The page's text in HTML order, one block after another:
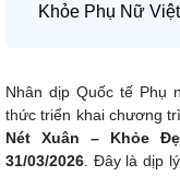
Khỏe Phụ Nữ Việt
Nhân dịp Quốc tế Phụ
thức triển khai chương
Nét Xuân – Khỏe
31/03/2026 . Đây là dịp